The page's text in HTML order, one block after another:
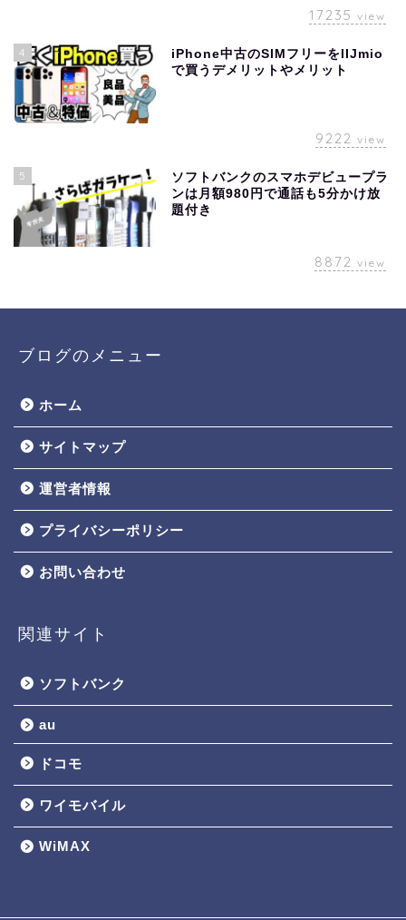
17235 view
4
iPhone中古のSIMフリーをIIJmio
で買うデメリットやメリット
9222 view
5
ソフトバンクのスマホデビュープラ
ンは月額980円で通話も5分かけ放
題付き
8872 view
ブログのメニュー
ホーム
サイトマップ
運営者情報
プライバシーポリシー
お問い合わせ
関連サイト
ソフトバンク
au
ドコモ
ワイモバイル
WiMAX